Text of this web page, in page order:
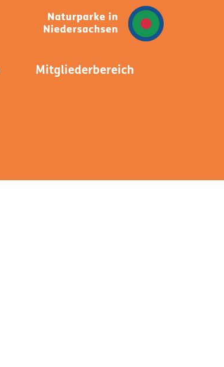
Mitgliederbereich